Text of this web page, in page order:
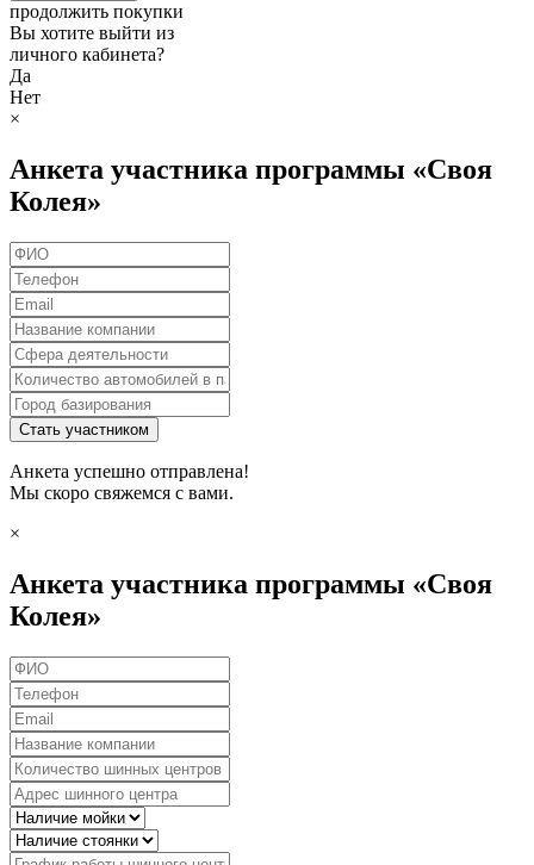
продолжить покупки
Вы хотите выйти из
личного кабинета?
Да
Нет
×
Анкета участника программы «Своя
Колея»
Стать участником
Анкета успешно отправлена!
Мы скоро свяжемся с вами.
×
Анкета участника программы «Своя
Колея»